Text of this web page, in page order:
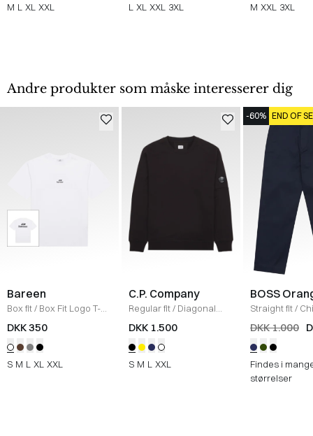
M L XL XXL L XL XXL 3XL M XXL 3XL
Andre produkter som måske interesserer dig
Bareen
Box fit/ Box Fit Logo T-
shirt /WHITE
DKK 350
S M L XL XXL
C.P. Company
Regular fit/ Diagonal
Raised Fleece Crew
DKK 1.500
S M L XXL
-60% END OF
BOSS
Straight fit/
Straight /NAVY
DKK 1.000
Findes i
størrelser